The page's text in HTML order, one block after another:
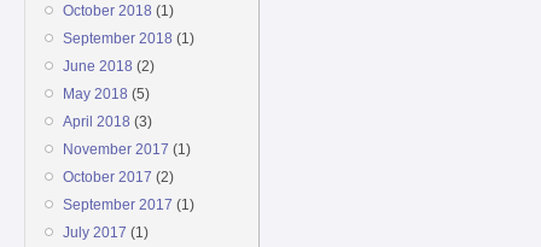
October 2018 (1)
September 2018 (1)
June 2018 (2)
May 2018 (5)
April 2018 (3)
November 2017 (1)
October 2017 (2)
September 2017 (1)
July 2017 (1)